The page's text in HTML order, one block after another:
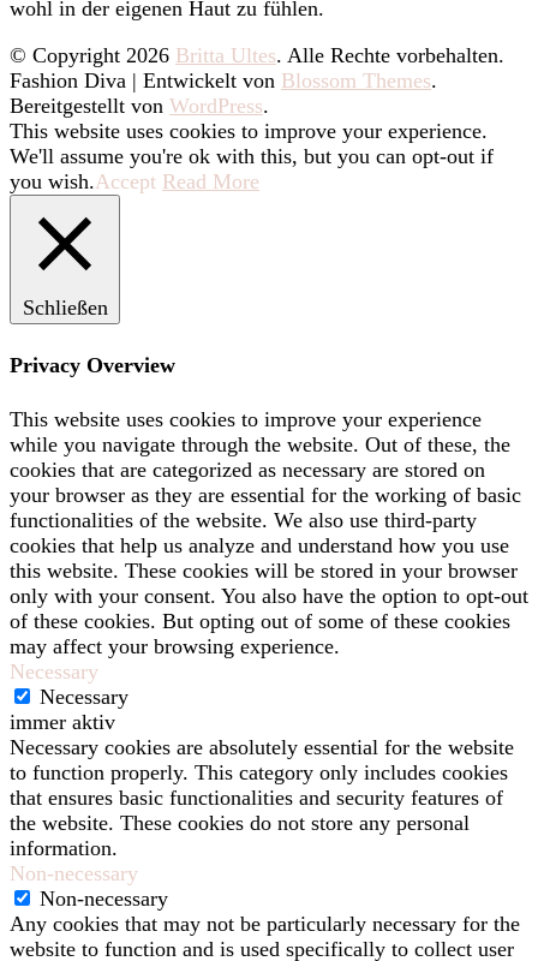
wohl in der eigenen Haut zu fühlen.
© Copyright 2026 Britta Ultes. Alle Rechte vorbehalten.
Fashion Diva | Entwickelt von Blossom Themes.
Bereitgestellt von WordPress.
This website uses cookies to improve your experience.
We'll assume you're ok with this, but you can opt-out if
you wish.Accept Read More
Schließen
Privacy Overview
This website uses cookies to improve your experience
while you navigate through the website. Out of these, the
cookies that are categorized as necessary are stored on
your browser as they are essential for the working of basic
functionalities of the website. We also use third-party
cookies that help us analyze and understand how you use
this website. These cookies will be stored in your browser
only with your consent. You also have the option to opt-out
of these cookies. But opting out of some of these cookies
may affect your browsing experience.
Necessary
Necessary
immer aktiv
Necessary cookies are absolutely essential for the website
to function properly. This category only includes cookies
that ensures basic functionalities and security features of
the website. These cookies do not store any personal
information.
Non-necessary
Non-necessary
Any cookies that may not be particularly necessary for the
website to function and is used specifically to collect user